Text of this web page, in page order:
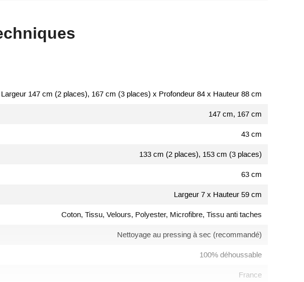
Largeur 147 cm (2 places), 167 cm (3 places) x Profondeur 84 x Hauteur 88 cm
147 cm, 167 cm
43 cm
133 cm (2 places), 153 cm (3 places)
63 cm
Largeur 7 x Hauteur 59 cm
Coton, Tissu, Velours, Polyester, Microfibre, Tissu anti taches
Nettoyage au pressing à sec (recommandé)
100% déhoussable
France